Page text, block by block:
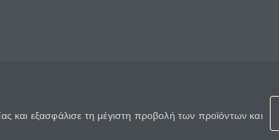
και εξασφάλισε τη μέγιστη προβολή των προϊόντων και